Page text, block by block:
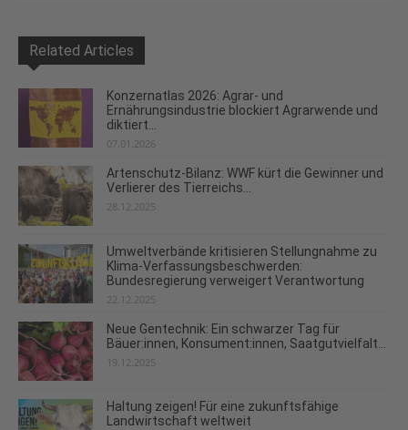
Related Articles
Konzernatlas 2026: Agrar- und
Ernährungsindustrie blockiert Agrarwende und
diktiert...
07.01.2026
Artenschutz-Bilanz: WWF kürt die Gewinner und
Verlierer des Tierreichs...
28.12.2025
Umweltverbände kritisieren Stellungnahme zu
Klima-Verfassungsbeschwerden:
Bundesregierung verweigert Verantwortung
22.12.2025
Neue Gentechnik: Ein schwarzer Tag für
Bäuer:innen, Konsument:innen, Saatgutvielfalt...
19.12.2025
Haltung zeigen! Für eine zukunftsfähige
Landwirtschaft weltweit